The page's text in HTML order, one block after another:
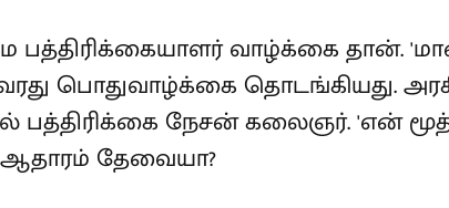
பத்திரிக்கையாளர் வாழ்க்கை தான்.
பொதுவாழ்க்கை தொடங்கியது.
பத்திரிக்கை நேசன் கலைஞர். 'என்
தேவையா?